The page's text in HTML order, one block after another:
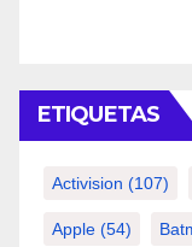
ETIQUETAS
Activision (107)
Apple (54)